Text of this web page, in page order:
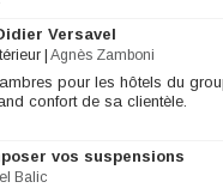
Versavel
Agnès Zamboni
pour les hôtels du
confort de sa clientèle.
vos suspensions
Balic